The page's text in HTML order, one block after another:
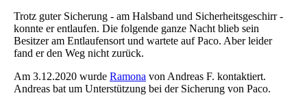
Trotz guter Sicherung - am Halsband und Sicherheitsgeschirr -
konnte er entlaufen. Die folgende ganze Nacht blieb sein
Besitzer am Entlaufensort und wartete auf Paco. Aber leider
fand er den Weg nicht zurück.
Am 3.12.2020 wurde Ramona von Andreas F. kontaktiert.
Andreas bat um Unterstützung bei der Sicherung von Paco.